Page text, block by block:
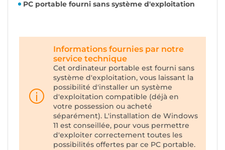
PC portable fourni sans système d'exploitation
Informations fournies par notre
service technique
Cet ordinateur portable est fourni sans
système d'exploitation, vous laissant la
possibilité d'installer un système
d'exploitation compatible (déjà en
votre possession ou acheté
séparément). L'installation de Windows
11 est conseillée, pour vous permettre
d'exploiter correctement toutes les
possibilités offertes par ce PC portable.